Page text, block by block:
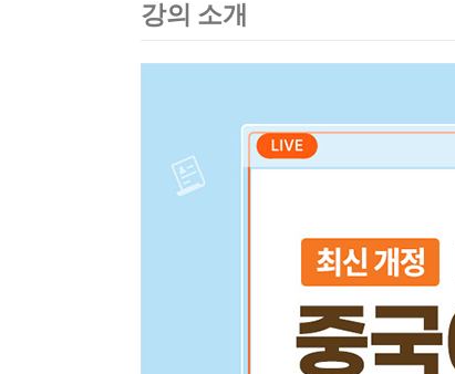
강의 소개